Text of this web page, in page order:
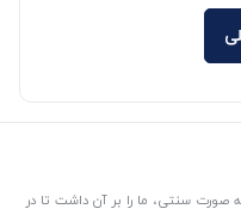
صورت سنتی، ما را بر آن داشت تا در